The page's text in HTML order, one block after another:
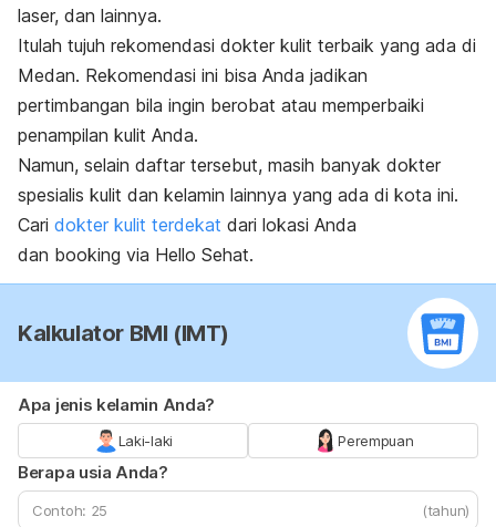
laser, dan lainnya.
Itulah tujuh rekomendasi dokter kulit terbaik yang ada di
Medan. Rekomendasi ini bisa Anda jadikan
pertimbangan bila ingin berobat atau memperbaiki
penampilan kulit Anda.
Namun, selain daftar tersebut, masih banyak dokter
spesialis kulit dan kelamin lainnya yang ada di kota ini.
Cari dokter kulit terdekat dari lokasi Anda
dan booking via Hello Sehat.
Kalkulator BMI (IMT)
Apa jenis kelamin Anda?
Laki-laki Perempuan
Berapa usia Anda?
(tahun)